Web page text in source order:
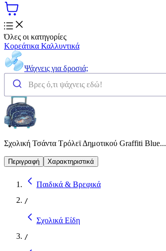
Όλες οι κατηγορίες
Κορεάτικα Καλλυντικά
Ψάχνεις για δροσιά;
Σχολική Τσάντα Τρόλεϊ Δημοτικού Graffiti Blue...
Περιγραφή Χαρακτηριστικά
Παιδικά & Βρεφικά
/
Σχολικά Είδη
/